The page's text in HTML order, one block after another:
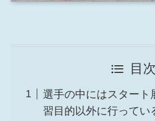
目次
選手の中にはスタート
習目的以外に行ってい